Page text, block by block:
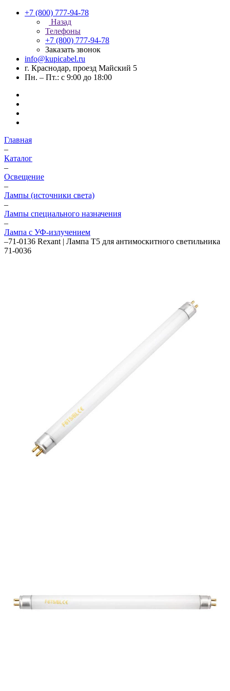
+7 (800) 777-94-78
Назад
Телефоны
+7 (800) 777-94-78
Заказать звонок
info@kupicabel.ru
г. Краснодар, проезд Майский 5
Пн. – Пт.: с 9:00 до 18:00
Главная
–
Каталог
–
Освещение
–
Лампы (источники света)
–
Лампы специального назначения
–
Лампа с УФ-излучением
–71-0136 Rexant | Лампа Т5 для антимоскитного светильника
71-0036